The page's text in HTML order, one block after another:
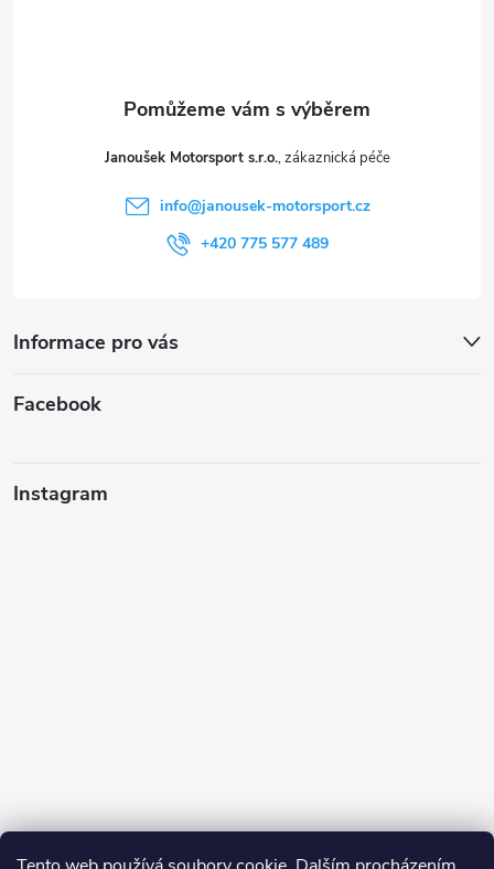
Janoušek Motorsport s.r.o.
info@janousek-motorsport.cz
+420 775 577 489
Informace pro vás
Facebook
Instagram